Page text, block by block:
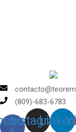
(809)-683-6783
Instagram